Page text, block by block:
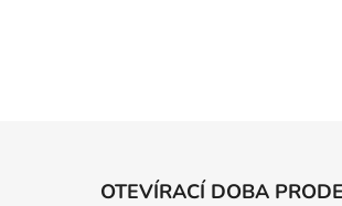
OTEVÍRACÍ DOBA